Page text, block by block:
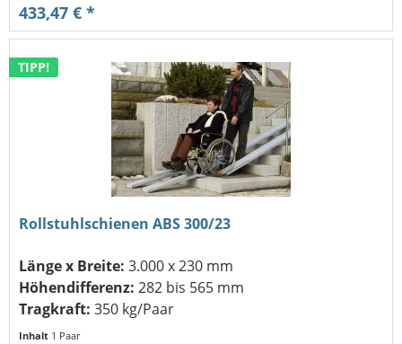
433,47 € *
TIPP!
Rollstuhlschienen ABS 300/23
Länge x Breite: 3.000 x 230 mm
Höhendifferenz: 282 bis 565 mm
Tragkraft: 350 kg/Paar
Inhalt 1 Paar